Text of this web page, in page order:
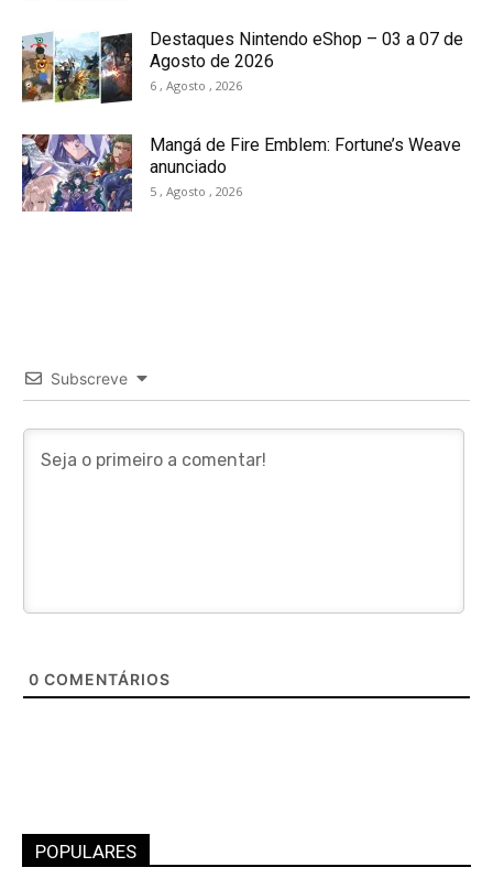
Destaques Nintendo eShop – 03 a 07 de
Agosto de 2026
6 , Agosto , 2026
Mangá de Fire Emblem: Fortune’s Weave
anunciado
5 , Agosto , 2026
Subscreve
0 COMENTÁRIOS
POPULARES